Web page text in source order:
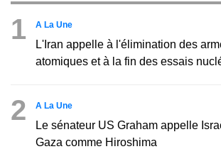
1 A La Une
L'Iran appelle à l'élimination des
atomiques et à la fin des essais
2 A La Une
Le sénateur US Graham appelle
Gaza comme Hiroshima